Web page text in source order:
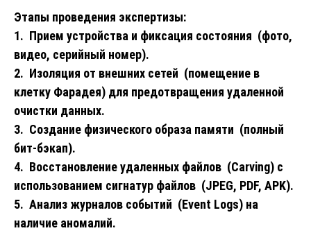
Этапы проведения экспертизы:
1. Прием устройства и фиксация состояния (фото,
видео, серийный номер).
2. Изоляция от внешних сетей (помещение в
клетку Фарадея) для предотвращения удаленной
очистки данных.
3. Создание физического образа памяти (полный
бит-бэкап).
4. Восстановление удаленных файлов (Carving) с
использованием сигнатур файлов (JPEG, PDF, APK).
5. Анализ журналов событий (Event Logs) на
наличие аномалий.